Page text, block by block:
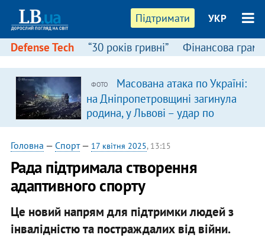
Підтримати УКР
Defense Tech “30 років гривні” Фінансова
ФОТО
Масована атака по Україні:
на Дніпропетровщині загинула
родина, у Львові – удар по
багатоповерхівках
(доповнюється)
Головна — Спорт— 17 квітня 2025, 13:15
Рада підтримала створення
адаптивного спорту
Це новий напрям для підтримки людей з
інвалідністю та постраждалих від війни.